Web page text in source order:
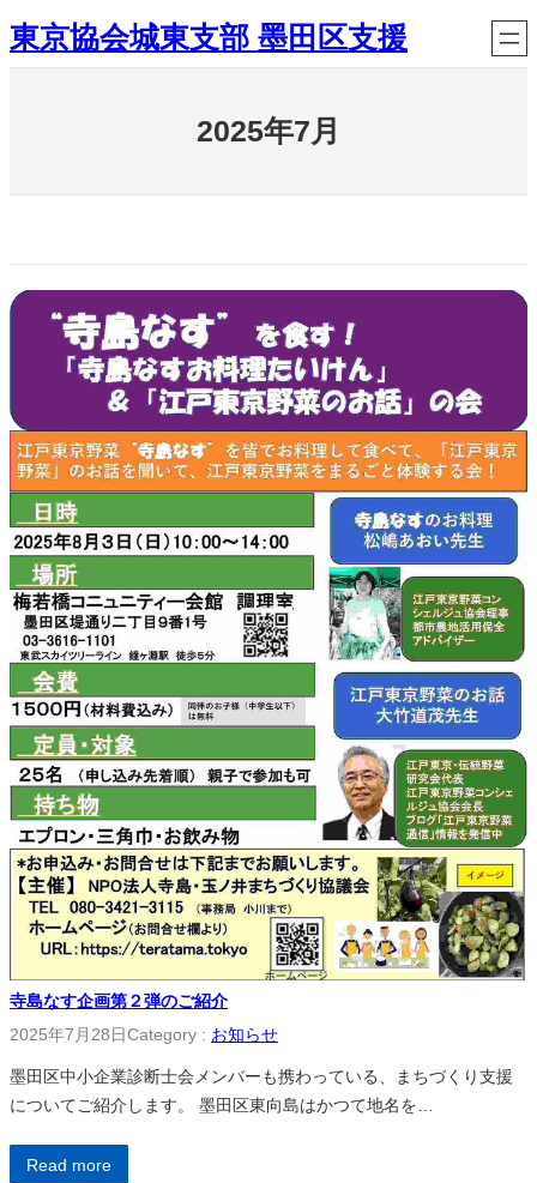
内
容
プ
東京協会城東支部 墨田区支援
2025年7月
寺島なす企画第２弾のご紹介
2025年7月28日Category : お知らせ
墨田区中小企業診断士会メンバーも携わっている、まちづくり支援
についてご紹介します。 墨田区東向島はかつて地名を…
Read more